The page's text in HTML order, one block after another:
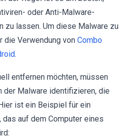
oder Anti-Malware-
zu lassen. Um diese Malware zu
die Verwendung von Combo
.
entfernen möchten, müssen
der Malware identifizieren, die
ist ein Beispiel für ein
auf dem Computer eines